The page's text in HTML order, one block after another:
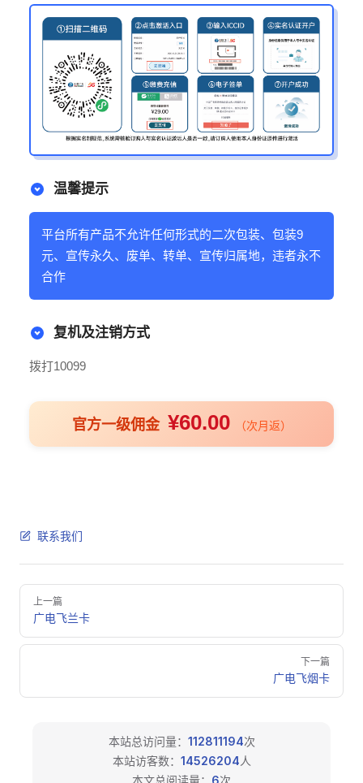
温馨提示
平台所有产品不允许任何形式的二次包装、包装9
元、宣传永久、废单、转单、宣传归属地，违者永不
合作
复机及注销方式
拨打10099
官方一级佣金 ¥60.00 （次月返）
联系我们
Pager
上一篇
广电飞兰卡
下一篇
广电飞烟卡
本站总访问量： 112811194次
本站访客数： 14526204人